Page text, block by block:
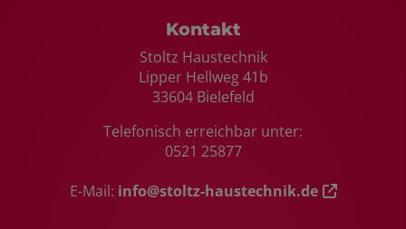
Footer - Kontaktdaten und
Kontakt
Stoltz Haustechnik
Lipper Hellweg 41b
33604 Bielefeld
Telefonisch erreichbar unter:
0521 25877
E-Mail: info@stoltz-haustechnik.de